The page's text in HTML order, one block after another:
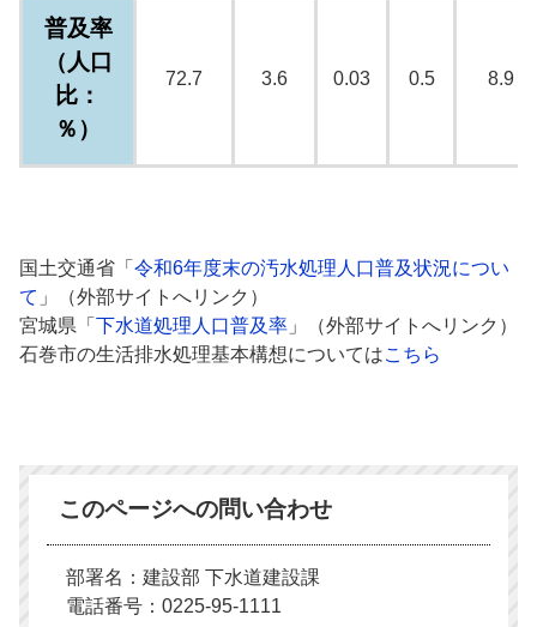
普及率
（人口
比：
％）
72.7 3.6 0.03 0.5 8.9
国土交通省「 令和6年度末の汚水処理人口普及状況につい
て 」（外部サイトへリンク）
宮城県「 下水道処理人口普及率 」（外部サイトへリンク）
石巻市の生活排水処理基本構想についてはこちら
このページへの問い合わせ
部署名：建設部 下水道建設課
電話番号：0225-95-1111